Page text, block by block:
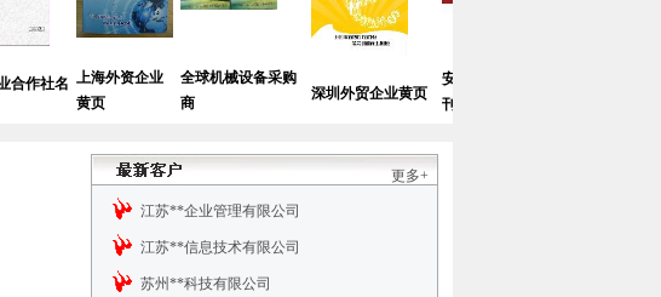
海外资企业
全球机械设备采购
商
深圳外贸企业黄页
安全防护类展会会
刊
更多+
江苏**企业管理有限公司
江苏**信息技术有限公司
苏州**科技有限公司